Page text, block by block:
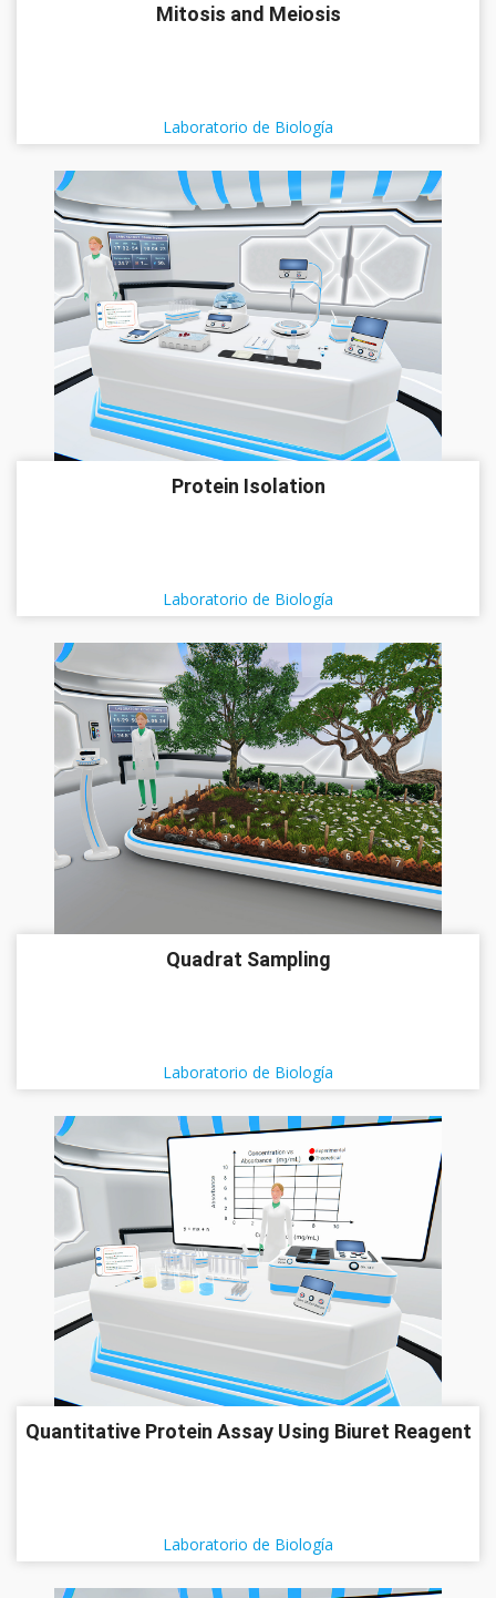
Mitosis and Meiosis
Laboratorio de Biología
Protein Isolation
Laboratorio de Biología
Quadrat Sampling
Laboratorio de Biología
Quantitative Protein Assay Using Biuret Reagent
Laboratorio de Biología